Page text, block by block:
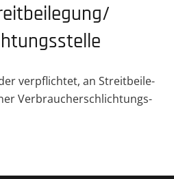
verpflichtet, an Streit­bei­le­
Verbrau­cher­schlich­tungs­